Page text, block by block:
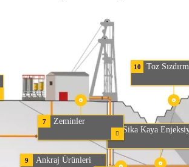
Sika Kaya
7 Zeminler
9 Ankraj Ürünleri
10 Toz